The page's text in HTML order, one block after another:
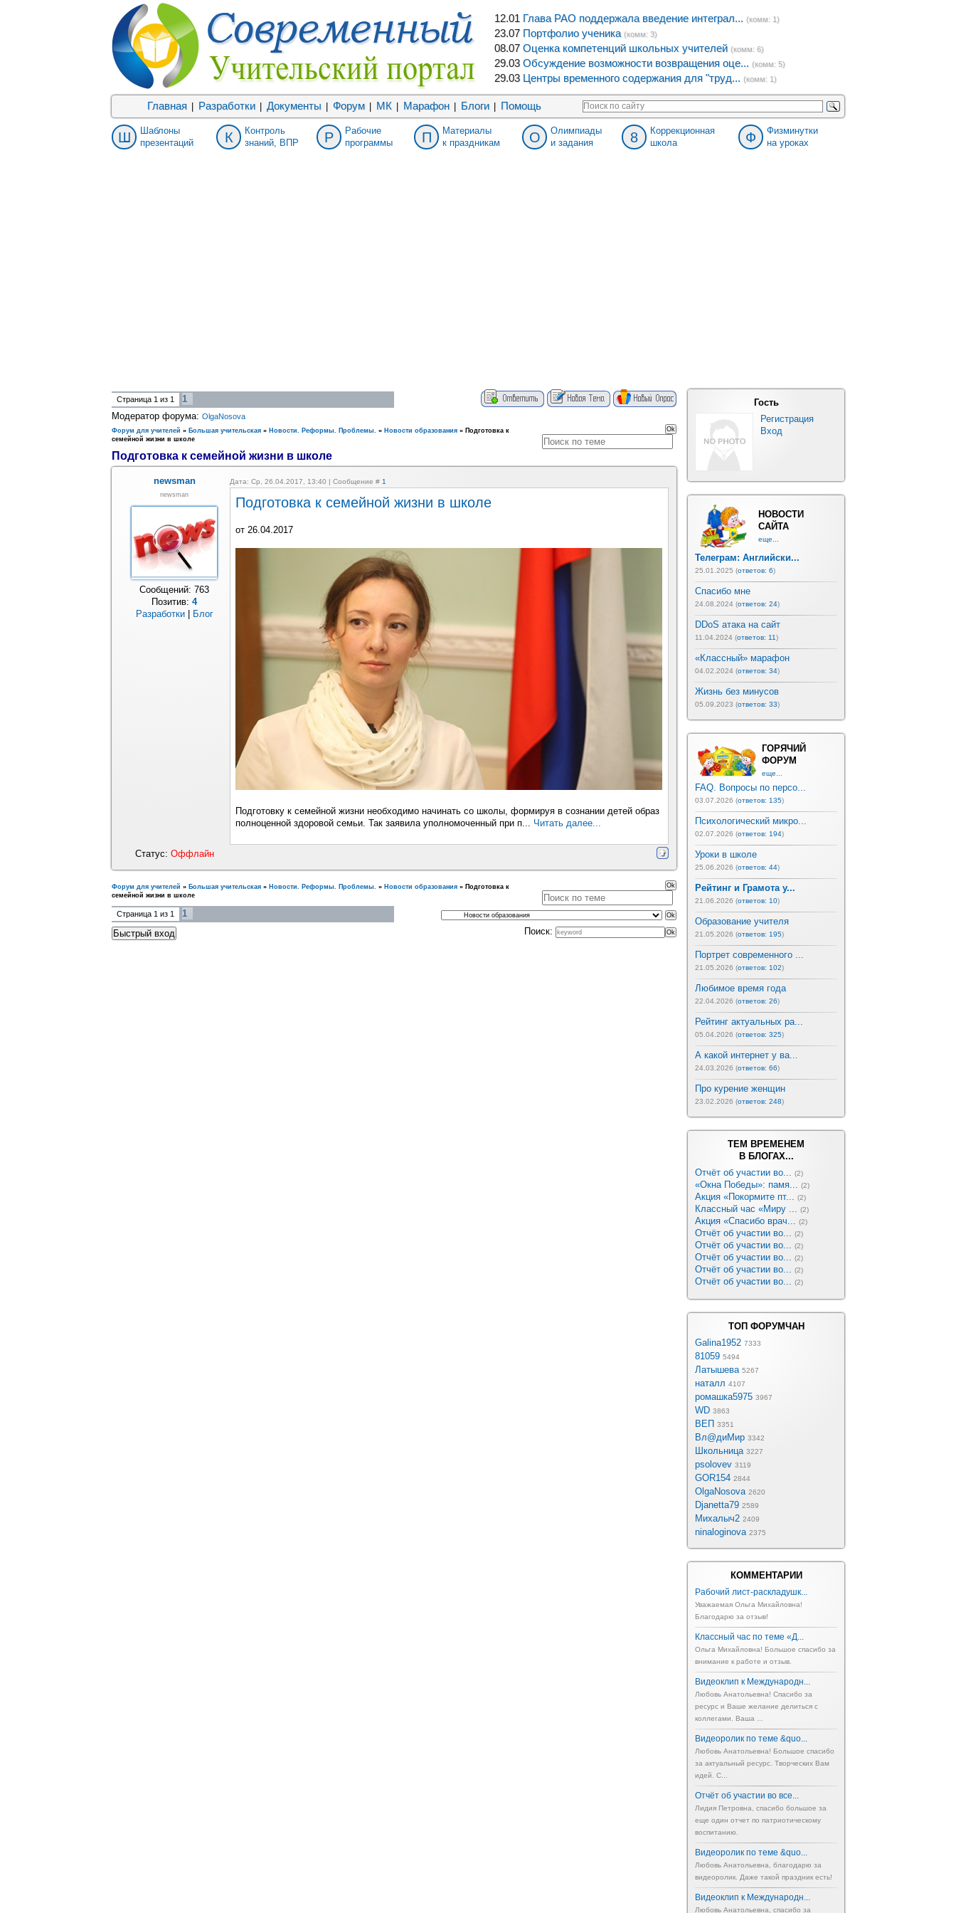
12.01 Глава РАО поддержала введение интеграл... (комм: 1)
23.07 Портфолио ученика (комм: 3)
08.07 Оценка компетенций школьных учителей (комм: 6)
29.03 Обсуждение возможности возвращения оце... (комм: 5)
29.03 Центры временного содержания для "труд... (комм: 1)
Главная Разработки Документы Форум МК Марафон Блоги Помощь
Ш
Шаблоны
презентаций
К
Контроль
знаний, ВПР
Р
Рабочие
программы
П
Материалы
к праздникам
О
Олимпиады
и задания
8
Коррекционная
школа
Ф
Физминутки
на уроках
Страница 1 из 1
1
Модератор форума: OlgaNosova
Форум для учителей » Большая учительская » Новости. Реформы. Проблемы. » Новости образования » Подготовка к
семейной жизни в школе
Подготовка к семейной жизни в школе
newsman Дата: Ср, 26.04.2017, 13:40 | Сообщение # 1
newsman
Сообщений: 763
Позитив: 4
Разработки| Блог
Подготовка к семейной жизни в школе
от 26.04.2017
Подготовку к семейной жизни необходимо начинать со школы, формируя в сознании детей образ
полноценной здоровой семьи. Так заявила уполномоченный при п... Читать далее...
Статус: Оффлайн
Форум для учителей » Большая учительская » Новости. Реформы. Проблемы. » Новости образования » Подготовка к
семейной жизни в школе
Страница 1 из 1
1
Поиск:
Гость
Регистрация
Вход
НОВОСТИ
САЙТА
еще...
Телеграм: Английски...
25.01.2025 (ответов: 6)
Спасибо мне
24.08.2024 (ответов: 24)
DDoS атака на сайт
11.04.2024 (ответов: 11)
«Классный» марафон
04.02.2024 (ответов: 34)
Жизнь без минусов
05.09.2023 (ответов: 33)
ГОРЯЧИЙ
ФОРУМ
еще...
FAQ. Вопросы по персо...
03.07.2026 (ответов: 135)
Психологический микро...
02.07.2026 (ответов: 194)
Уроки в школе
25.06.2026 (ответов: 44)
Рейтинг и Грамота у...
21.06.2026 (ответов: 10)
Образование учителя
21.05.2026 (ответов: 195)
Портрет современного ...
21.05.2026 (ответов: 102)
Любимое время года
22.04.2026 (ответов: 26)
Рейтинг актуальных ра...
05.04.2026 (ответов: 325)
А какой интернет у ва...
24.03.2026 (ответов: 66)
Про курение женщин
23.02.2026 (ответов: 248)
ТЕМ ВРЕМЕНЕМ
В БЛОГАХ...
Отчёт об участии во... (2)
«Окна Победы»: памя... (2)
Акция «Покормите пт... (2)
Классный час «Миру ... (2)
Акция «Спасибо врач... (2)
Отчёт об участии во... (2)
Отчёт об участии во... (2)
Отчёт об участии во... (2)
Отчёт об участии во... (2)
Отчёт об участии во... (2)
ТОП ФОРУМЧАН
Galina1952 7333
81059 5494
Латышева 5267
наталл 4107
ромашка5975 3967
WD 3863
ВЕП 3351
Вл@диМир 3342
Школьница 3227
psolovev 3119
GOR154 2844
OlgaNosova 2620
Djanetta79 2589
Михалыч2 2409
ninaloginova 2375
КОММЕНТАРИИ
Рабочий лист-раскладушк...
Уважаемая Ольга Михайловна!
Благодарю за отзыв!
Классный час по теме «Д...
Ольга Михайловна! Большое спасибо за
внимание к работе и отзыв.
Видеоклип к Международн...
Любовь Анатольевна! Спасибо за
ресурс и Ваше желание делиться с
коллегами. Ваша ...
Видеоролик по теме &quo...
Любовь Анатольевна! Большое спасибо
за актуальный ресурс. Творческих Вам
идей. С...
Отчёт об участии во все...
Лидия Петровна, спасибо большое за
еще один отчет по патриотическому
воспитанию.
Видеоролик по теме &quo...
Любовь Анатольевна, благодарю за
видеоролик. Даже такой праздник есть!
Видеоклип к Международн...
Любовь Анатольевна, спасибо за